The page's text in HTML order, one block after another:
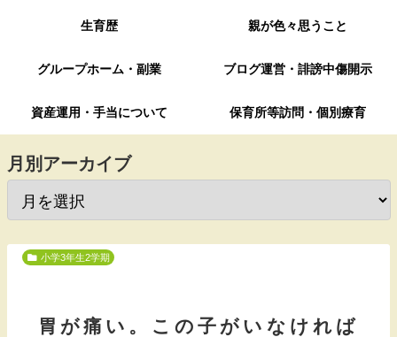
生育歴 親が色々思うこと
グループホーム・副業 ブログ運営・誹謗中傷開示
資産運用・手当について 保育所等訪問・個別療育
月別アーカイブ
小学3年生2学期
胃が痛い。この子がいなければ